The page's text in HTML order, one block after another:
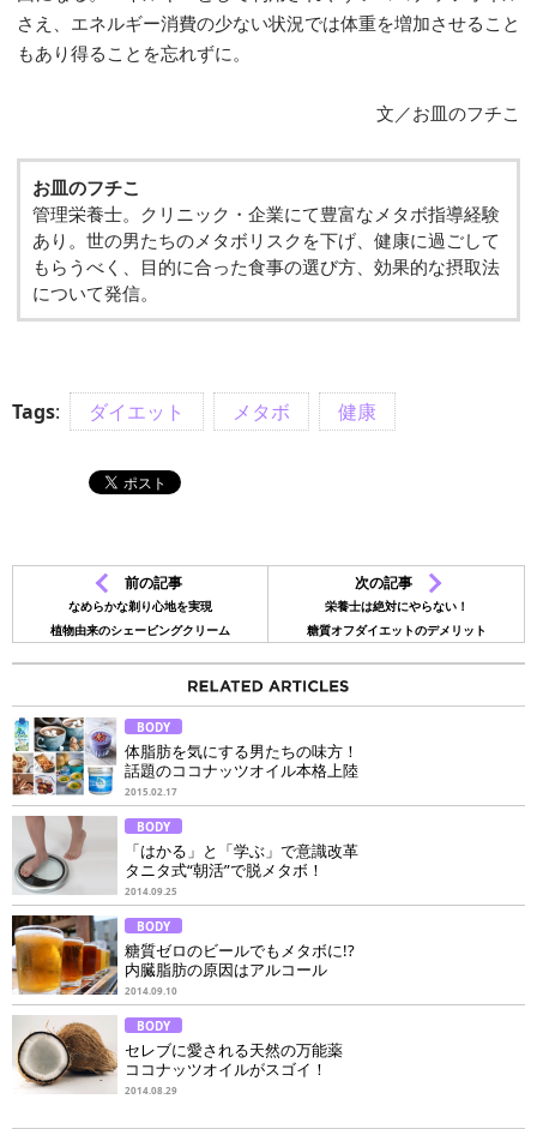
さえ、エネルギー消費の少ない状況では体重を増加させること
もあり得ることを忘れずに。
文／お皿のフチこ
お皿のフチこ
管理栄養士。クリニック・企業にて豊富なメタボ指導経験
あり。世の男たちのメタボリスクを下げ、健康に過ごして
もらうべく、目的に合った食事の選び方、効果的な摂取法
について発信。
Tags: ダイエット メタボ 健康
前の記事
なめらかな剃り心地を実現
植物由来のシェービングクリーム
次の記事
栄養士は絶対にやらない！
糖質オフダイエットのデメリット
BODY
体脂肪を気にする男たちの味方！
話題のココナッツオイル本格上陸
2015.02.17
BODY
「はかる」と「学ぶ」で意識改革
タニタ式“朝活”で脱メタボ！
2014.09.25
BODY
糖質ゼロのビールでもメタボに!?
内臓脂肪の原因はアルコール
2014.09.10
BODY
セレブに愛される天然の万能薬
ココナッツオイルがスゴイ！
2014.08.29